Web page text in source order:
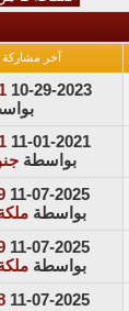
آخر مشاركة
10-29-2023
11-01-2021
بواسطة
11-07-2025
بواسطة
11-07-2025
بواسطة
11-07-2025